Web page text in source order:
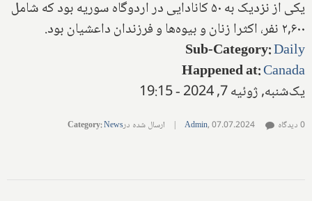
یکی از نزدیک به ۵۰ کانادایی در اردوگاه سوریه بود که شامل
۲,۶۰۰ نفر، اکثرا زنان و بیوه‌ها و فرزندان داعشیان بود.
Sub-Category:Daily
Happened at:Canada
یک‌شنبه, ژوئیه 7, 2024 - 19:15
Admin,07.07.2024
| ارسال شده در Category:News 0 دیدگاه